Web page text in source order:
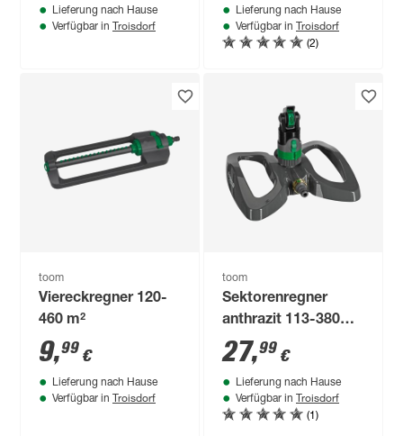
Lieferung nach Hause
Verfügbar in Troisdorf
Lieferung nach Hause
Verfügbar in Troisdorf
(2)
toom
Viereckregner 120-
460 m²
9,99 €
Lieferung nach Hause
Verfügbar in Troisdorf
toom
Sektorenregner
anthrazit 113-380
m², mit Fuß
27,99 €
Lieferung nach Hause
Verfügbar in Troisdorf
(1)